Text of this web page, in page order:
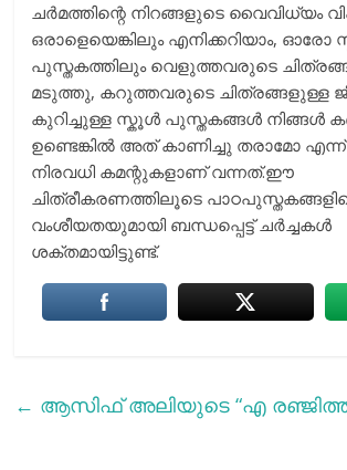
ചർമത്തിന്റെ നിറങ്ങളുടെ വൈവിധ്യം
ഒരാളെയെങ്കിലും എനിക്കറിയാം, ഓരോ
പുസ്തകത്തിലും വെളുത്തവരുടെ
മടുത്തു, കറുത്തവരുടെ ചിത്രങ്ങളുള്ള
കുറിച്ചുള്ള സ്കൂൾ പുസ്തകങ്ങൾ നിങ്ങൾ
ഉണ്ടെങ്കിൽ അത് കാണിച്ചു തരാമോ
നിരവധി കമന്റുകളാണ് വന്നത്.ഈ
ചിത്രീകരണത്തിലൂടെ
വംശീയതയുമായി ബന്ധപ്പെട്ട് ചർച്ചകൾ
ശക്തമായിട്ടുണ്ട്.
← ആസിഫ് അലിയുടെ “എ രഞ്ജിത്ത്